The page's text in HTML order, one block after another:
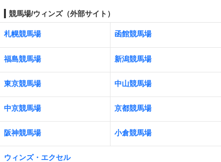
競馬場/ウィンズ（外部サイト）
札幌競馬場 函館競馬場
福島競馬場 新潟競馬場
東京競馬場 中山競馬場
中京競馬場 京都競馬場
阪神競馬場 小倉競馬場
ウィンズ・エクセル